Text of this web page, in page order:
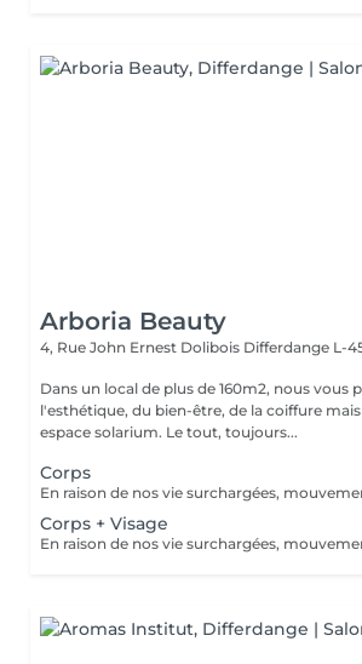
Arboria Beauty
4, Rue John Ernest Dolibois Differdange L-
Dans un local de plus de 160m2, nous vous
l'esthétique, du bien-être, de la coiffure
espace solarium. Le tout, toujours...
Corps
Corps + Visage